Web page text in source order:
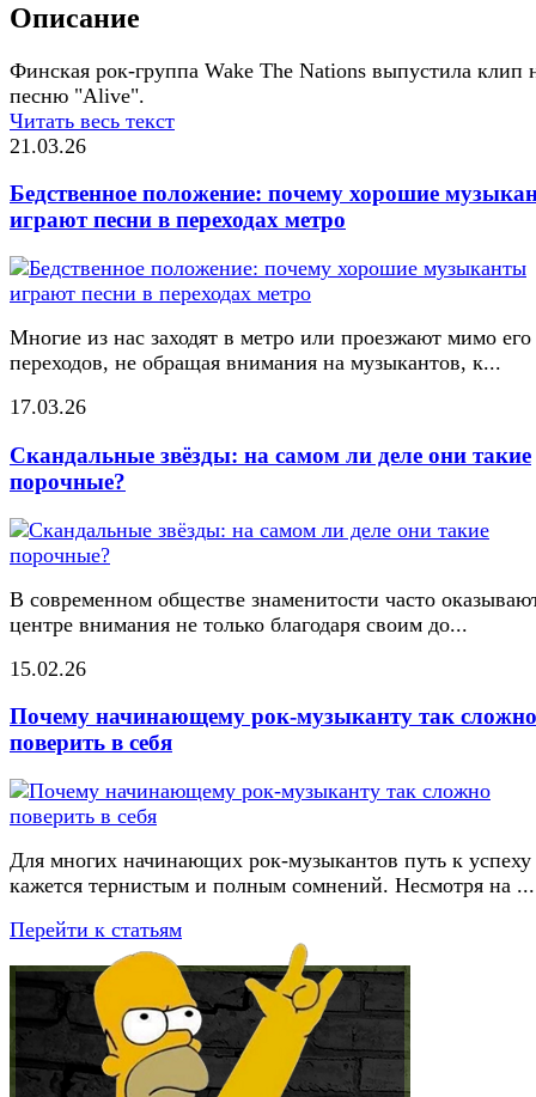
Описание
Финская рок-группа Wake The Nations выпустила клип
песню "Alive".
Читать весь текст
21.03.26
Бедственное положение: почему хорошие
играют песни в переходах метро
Многие из нас заходят в метро или проезжают мимо его
переходов, не обращая внимания на музыкантов, к...
17.03.26
Скандальные звёзды: на самом ли деле они такие
порочные?
В современном обществе знаменитости часто
центре внимания не только благодаря своим до...
15.02.26
Почему начинающему рок-музыканту так сложно
поверить в себя
Для многих начинающих рок-музыкантов путь к успеху
кажется тернистым и полным сомнений. Несмотря на ...
Перейти к статьям